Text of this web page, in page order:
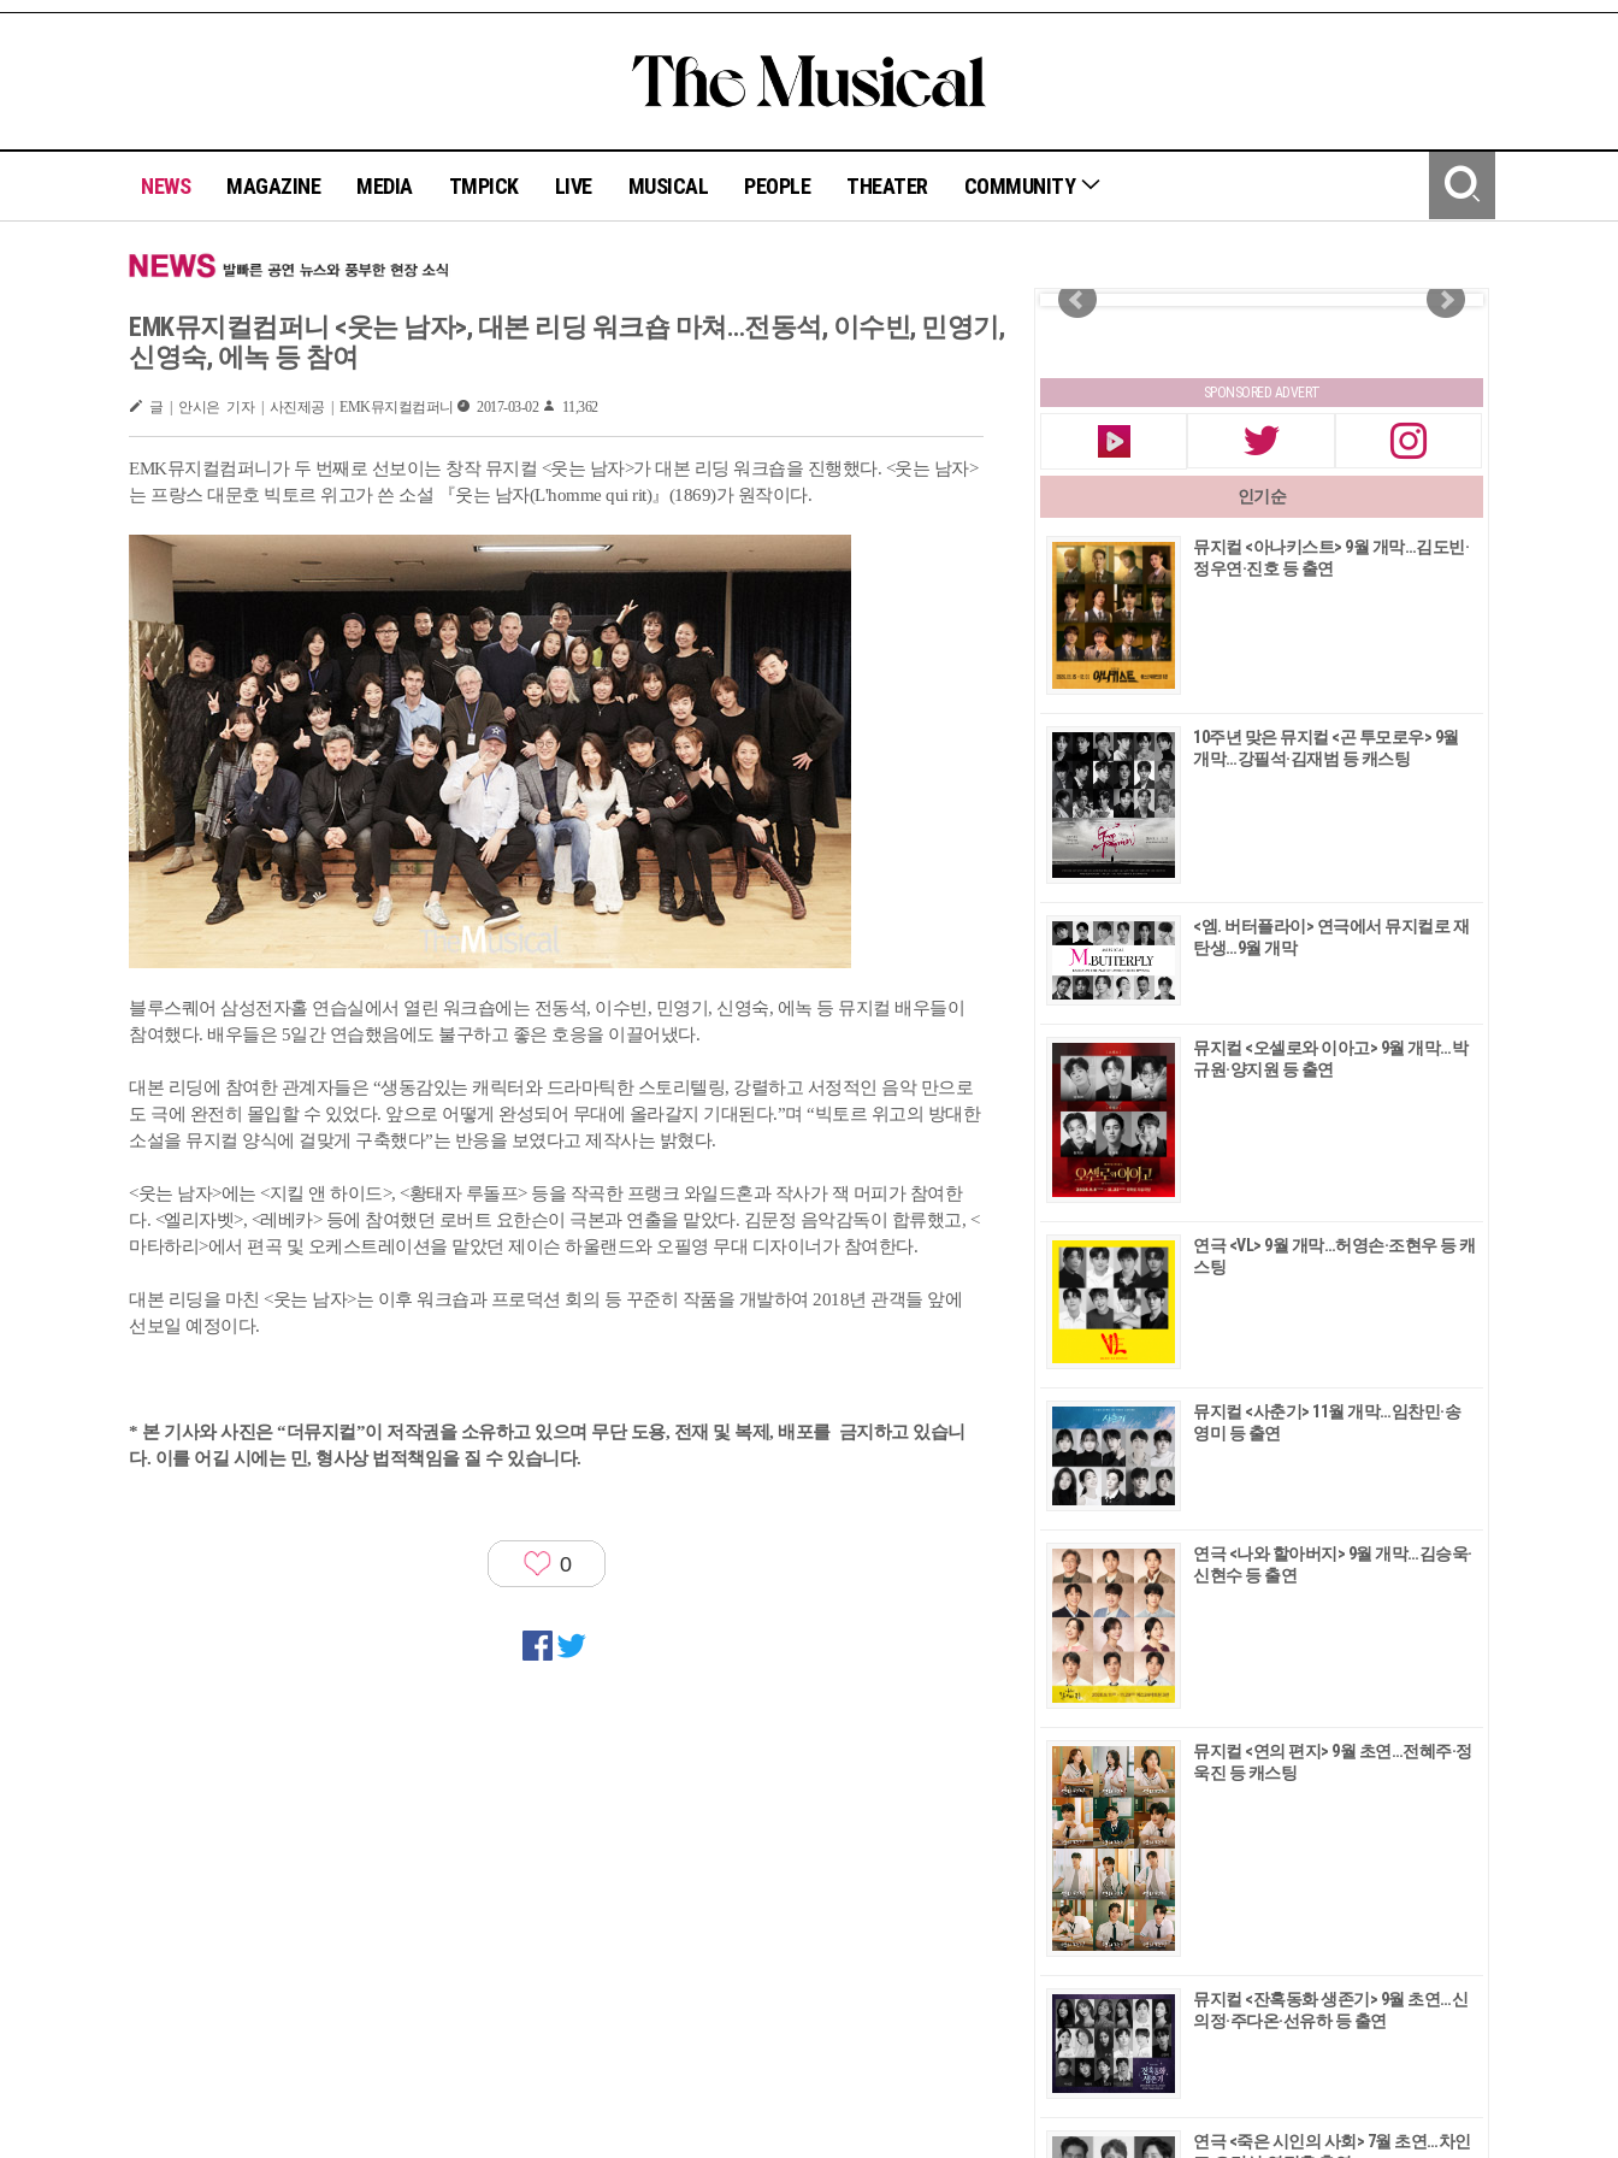
NEWS MAGAZINE MEDIA TMPICK LIVE MUSICAL PEOPLE THEATER COMMUNITY
EMK뮤지컬컴퍼니 <웃는 남자>, 대본 리딩 워크숍 마쳐…전동석, 이수빈, 민영기,
신영숙, 에녹 등 참여
글 | 안시은 기자 | 사진제공 | EMK뮤지컬컴퍼니 2017-03-02 11,362
EMK뮤지컬컴퍼니가 두 번째로 선보이는 창작 뮤지컬 <웃는 남자>가 대본 리딩 워크숍을 진행했다. <웃는 남자>
는 프랑스 대문호 빅토르 위고가 쓴 소설 『웃는 남자(L'homme qui rit)』(1869)가 원작이다.
블루스퀘어 삼성전자홀 연습실에서 열린 워크숍에는 전동석, 이수빈, 민영기, 신영숙, 에녹 등 뮤지컬 배우들이
참여했다. 배우들은 5일간 연습했음에도 불구하고 좋은 호응을 이끌어냈다.
대본 리딩에 참여한 관계자들은 “생동감있는 캐릭터와 드라마틱한 스토리텔링, 강렬하고 서정적인 음악 만으로
도 극에 완전히 몰입할 수 있었다. 앞으로 어떻게 완성되어 무대에 올라갈지 기대된다.”며 “빅토르 위고의 방대한
소설을 뮤지컬 양식에 걸맞게 구축했다”는 반응을 보였다고 제작사는 밝혔다.
<웃는 남자>에는 <지킬 앤 하이드>, <황태자 루돌프> 등을 작곡한 프랭크 와일드혼과 작사가 잭 머피가 참여한
다. <엘리자벳>, <레베카> 등에 참여했던 로버트 요한슨이 극본과 연출을 맡았다. 김문정 음악감독이 합류했고, <
마타하리>에서 편곡 및 오케스트레이션을 맡았던 제이슨 하울랜드와 오필영 무대 디자이너가 참여한다.
대본 리딩을 마친 <웃는 남자>는 이후 워크숍과 프로덕션 회의 등 꾸준히 작품을 개발하여 2018년 관객들 앞에
선보일 예정이다.
* 본 기사와 사진은 “더뮤지컬”이 저작권을 소유하고 있으며 무단 도용, 전재 및 복제, 배포를 금지하고 있습니
다. 이를 어길 시에는 민, 형사상 법적책임을 질 수 있습니다.
0
SPONSORED ADVERT
인기순
뮤지컬 <아나키스트> 9월 개막…김도빈·
정우연·진호 등 출연
10주년 맞은 뮤지컬 <곤 투모로우> 9월
개막…강필석·김재범 등 캐스팅
<엠. 버터플라이> 연극에서 뮤지컬로 재
탄생…9월 개막
뮤지컬 <오셀로와 이아고> 9월 개막…박
규원·양지원 등 출연
연극 <VL> 9월 개막…허영손·조현우 등 캐
스팅
뮤지컬 <사춘기> 11월 개막…임찬민·송
영미 등 출연
연극 <나와 할아버지> 9월 개막…김승욱·
신현수 등 출연
뮤지컬 <연의 편지> 9월 초연…전혜주·정
욱진 등 캐스팅
뮤지컬 <잔혹동화 생존기> 9월 초연…신
의정·주다온·선유하 등 출연
연극 <죽은 시인의 사회> 7월 초연…차인